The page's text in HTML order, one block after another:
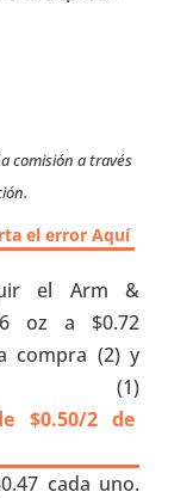
comisión a través
el error Aquí
el Arm &
oz a $0.72
compra (2) y
(1)
$0.50/2 de
cada uno.